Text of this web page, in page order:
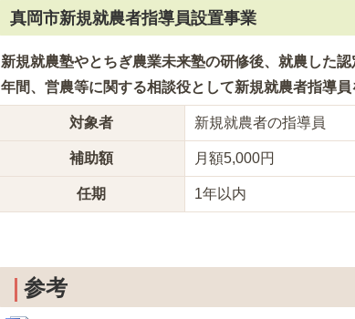
真岡市新規就農者指導員設置事業
新規就農塾やとちぎ農業未来塾の研修後、就農した
年間、営農等に関する相談役として新規就農者指導員
対象者 新規就農者の指導員
補助額 月額5,000円
任期 1年以内
参考